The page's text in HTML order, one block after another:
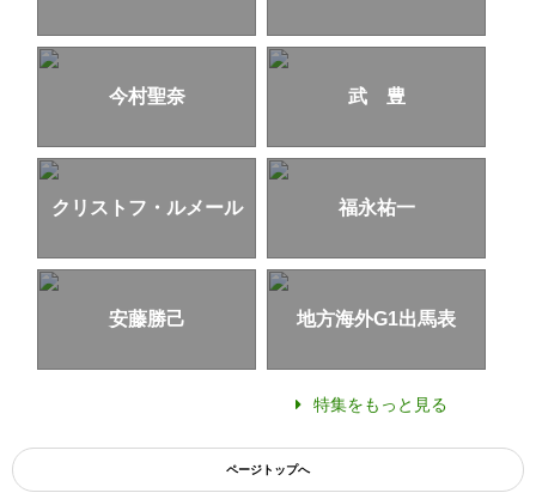
今村聖奈 武 豊
クリストフ・ルメール 福永祐一
安藤勝己 地方海外G1出馬表
特集をもっと見る
ページトップへ